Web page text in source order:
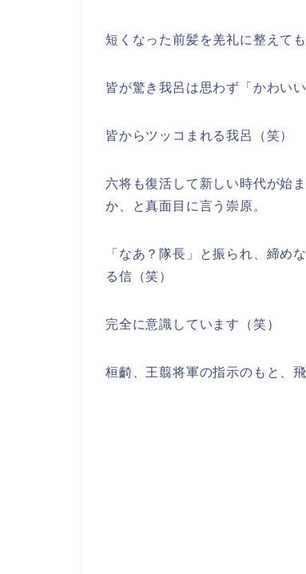
短くなった前髪を羌礼に整えて
皆が驚き我呂は思わず「かわい
皆からツッコまれる我呂（笑）
六将も復活して新しい時代が始
か、と真面目に言う崇原。
「なあ？隊長」と振られ、締め
る信（笑）
完全に意識しています（笑）
桓齮、王翦将軍の指示のもと、